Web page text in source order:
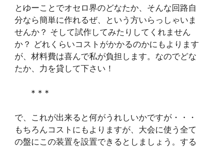
とゆーことでオセロ界のどなたか、そんな回路自
分なら簡単に作れるぜ、という方いらっしゃいま
せんか？ そして試作してみたりしてくれません
か？ どれくらいコストがかかるのかにもよります
が、材料費は喜んで私が負担します。なのでどな
たか、力を貸して下さい！
* * *
で、これが出来ると何がうれしいかですが・・・
もちろんコストにもよりますが、大会に使う全て
の盤にこの装置を設置できるとしましょう。する